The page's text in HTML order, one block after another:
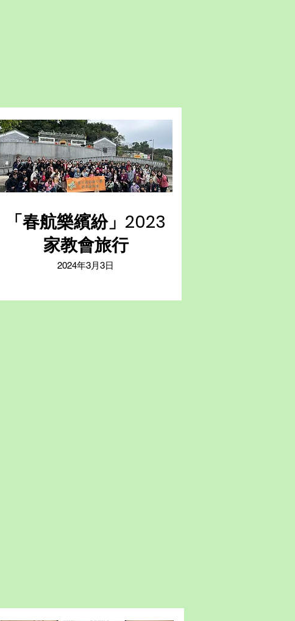
「春航樂繽紛」2023
家教會旅行
2024年3月3日